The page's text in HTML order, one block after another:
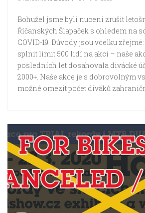
Bohužel jsme byli nuceni zrušit
Říčanských Šlapaček s ohledem na
COVID-19. Důvody jsou vcelku
splnit limit 500 lidí na akci – naše
posledních let dosahovala divácké
2000+. Naše akce je s dobrovolným
možné omezit počet diváků